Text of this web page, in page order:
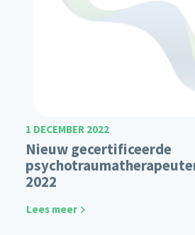
1 DECEMBER 2022
Nieuw gecertificeerde
2022
Lees meer